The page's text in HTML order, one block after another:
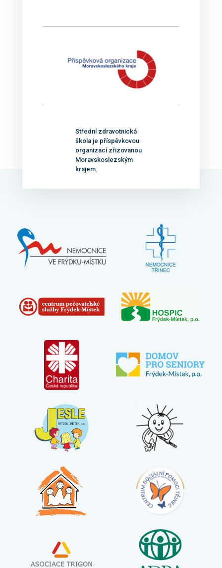
Střední zdravotnická
škola je příspěvkovou
organizací zřizovanou
Moravskoslezským
krajem.